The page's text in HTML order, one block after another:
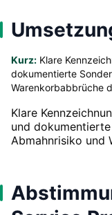
Kurz: Klare
dokumentierte
Warenkorbabbrüche
Klare
und
Abmahnrisiko und